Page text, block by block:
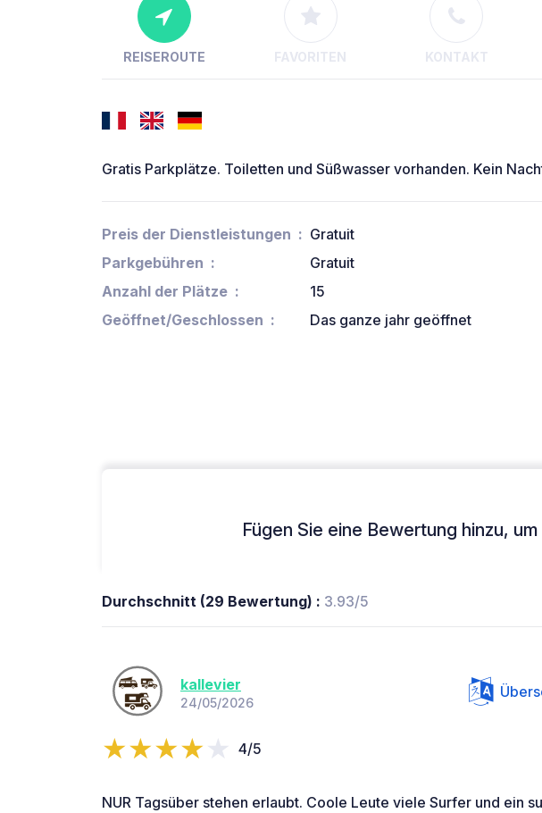
REISEROUTE FAVORITEN KONTAKT
Gratis Parkplätze. Toiletten und Süßwasser vorhanden. Kein
Preis der Dienstleistungen
Gratuit
Parkgebühren
Gratuit
Anzahl der Plätze
15
Geöffnet/Geschlossen
Das ganze jahr geöffnet
Fügen Sie eine Bewertung hinzu,
Durchschnitt (29 Bewertung) : 3.93/5
kallevier
24/05/2026
4/5
NUR Tagsüber stehen erlaubt. Coole Leute viele Surfer und ein